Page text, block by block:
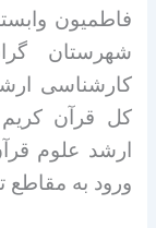
فاطمیون
شهرستان
کارشناسی
کل قرآن
ارشد علوم
ورود به مقاطع